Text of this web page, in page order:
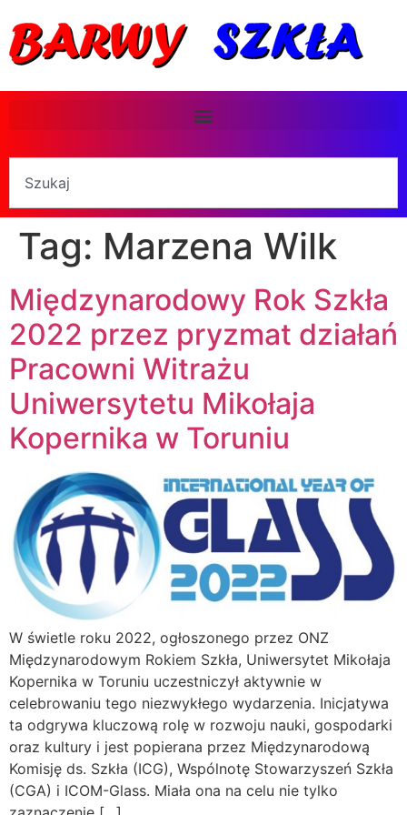
Tag: Marzena Wilk
Międzynarodowy Rok Szkła
2022 przez pryzmat działań
Pracowni Witrażu
Uniwersytetu Mikołaja
Kopernika w Toruniu
W świetle roku 2022, ogłoszonego przez ONZ
Międzynarodowym Rokiem Szkła, Uniwersytet Mikołaja
Kopernika w Toruniu uczestniczył aktywnie w
celebrowaniu tego niezwykłego wydarzenia. Inicjatywa
ta odgrywa kluczową rolę w rozwoju nauki, gospodarki
oraz kultury i jest popierana przez Międzynarodową
Komisję ds. Szkła (ICG), Wspólnotę Stowarzyszeń Szkła
(CGA) i ICOM-Glass. Miała ona na celu nie tylko